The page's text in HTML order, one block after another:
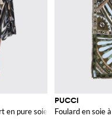
en pure soie à imprimé
PUCCI
Foulard en soie